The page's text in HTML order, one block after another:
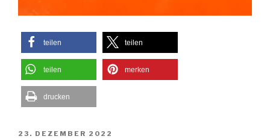
teilen teilen
teilen merken
drucken
VERÖFFENTLICHT
23. DEZEMBER 2022